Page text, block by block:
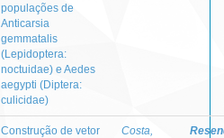
populações de
Anticarsia
gemmatalis
(Lepidoptera:
noctuidae) e Aedes
aegypti (Diptera:
culicidae)
Construção de vetor
Costa,